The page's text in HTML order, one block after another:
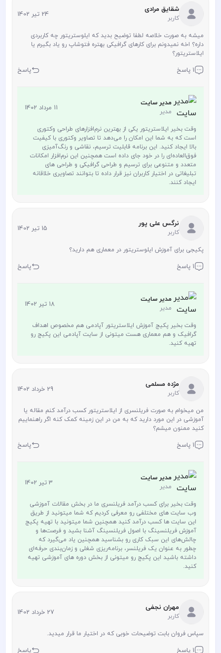
شقایق مرادی
کاربر 24 تیر 1402
میشه به صورت خلاصه لطفا توضیح بدید که ایلوستریتور چه کاربردی
داره؟ اخه نمیدونم برای کارهای گرافیکی بهتره فتوشاپ رو یاد بگیرم یا
ایلاستریتور؟
1 پاسخ پاسخ
مدیر سایت
مدیر 11 مرداد 1402
وقت بخیر ایلاستریتور یکی از بهترین نرم‌افزارهای طراحی وکتوری
است که به شما این امکان را می‌دهد تا تصاویر وکتوری با کیفیت
بالا ایجاد کنید. این برنامه قابلیت ترسیم، نقاشی و رنگ‌آمیزی
فوق‌العاده‌ای را در خود جای داده است همچنین این نرم‌افزار امکانات
متعدد و متنوعی برای ترسیم و طراحی گرافیکی و طراحی های
تبلیغاتی در اختیار کاربران نیز قرار داده تا بتوانند تصاویری خلاقانه
ایجاد کنند.
نرگس علی پور
کاربر 15 تیر 1402
پکیجی برای آموزش ایلوستریتور در معماری هم دارید؟
1 پاسخ پاسخ
مدیر سایت
مدیر 18 تیر 1402
وقت بخیر پکیج آموزش ایلاستریتور آپادمی هم مخصوص اهداف
گرافیک و هم معماری هست میتونی از سایت آپادمی این پکیج رو
تهیه کنید.
مژده مسلمی
کاربر 29 خرداد 1402
من میخوام به صورت فریلنسری از ایلاستریتور کسب درآمد کنم مقاله یا
آموزشی در این مورد دارید که به من در این زمینه کمک کنه اگر راهنماییم
کنید ممنون میشم؟
1 پاسخ پاسخ
مدیر سایت
مدیر 3 تیر 1402
وقت بخیر برای کسب درآمد فریلنسری ما در بخش مقالات آموزشی
وب سایت های مختلفی رو معرفی کردیم که شما میتونید از طریق
این سایت ها کسب درآمد کنید همچنین شما میتونید با تهیه پکیج
آموزش فریلنسینگ با اصول فریلنسینگ آشنا بشید و فرصت‌ها و
چالش‌های این سبک کاری رو بشناسید همچنین یاد می‌گیرد که
چطور به عنوان یک فریلنسر، برنامه‌ریزی شغلی و زمان‌بندی حرفه‌ای
داشته باشید این پکیج رو میتونی از بخش دوره های آموزشی تهیه
کنید.
مهران نجفی
کاربر 27 خرداد 1402
سپاس فروان بابت توضیحات خوبی که در اختیار ما قرار میدید.
1 پاسخ پاسخ